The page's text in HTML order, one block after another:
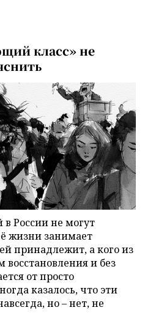
класс» не
в России не могут
жизни занимает
принадлежит, а кого из
и без
от просто
казалось, что эти
но – нет, не